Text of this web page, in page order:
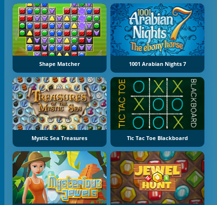
Shape Matcher 1001 Arabian Nights 7
Mystic Sea Treasures Tic Tac Toe Blackboard